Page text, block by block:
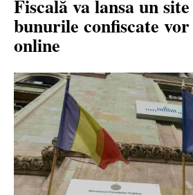
Fiscală va lansa un
bunurile confiscate
online